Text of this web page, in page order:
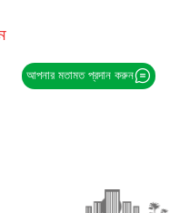
আপনার মতামত প্রদান করুন